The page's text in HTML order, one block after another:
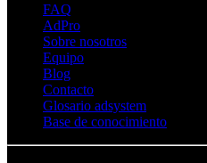
FAQ
AdPro
Sobre nosotros
Equipo
Blog
Contacto
Glosario adsystem
Base de conocimiento